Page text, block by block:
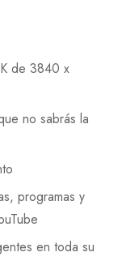
de 3840 x
no sabrás la
programas y
en toda su